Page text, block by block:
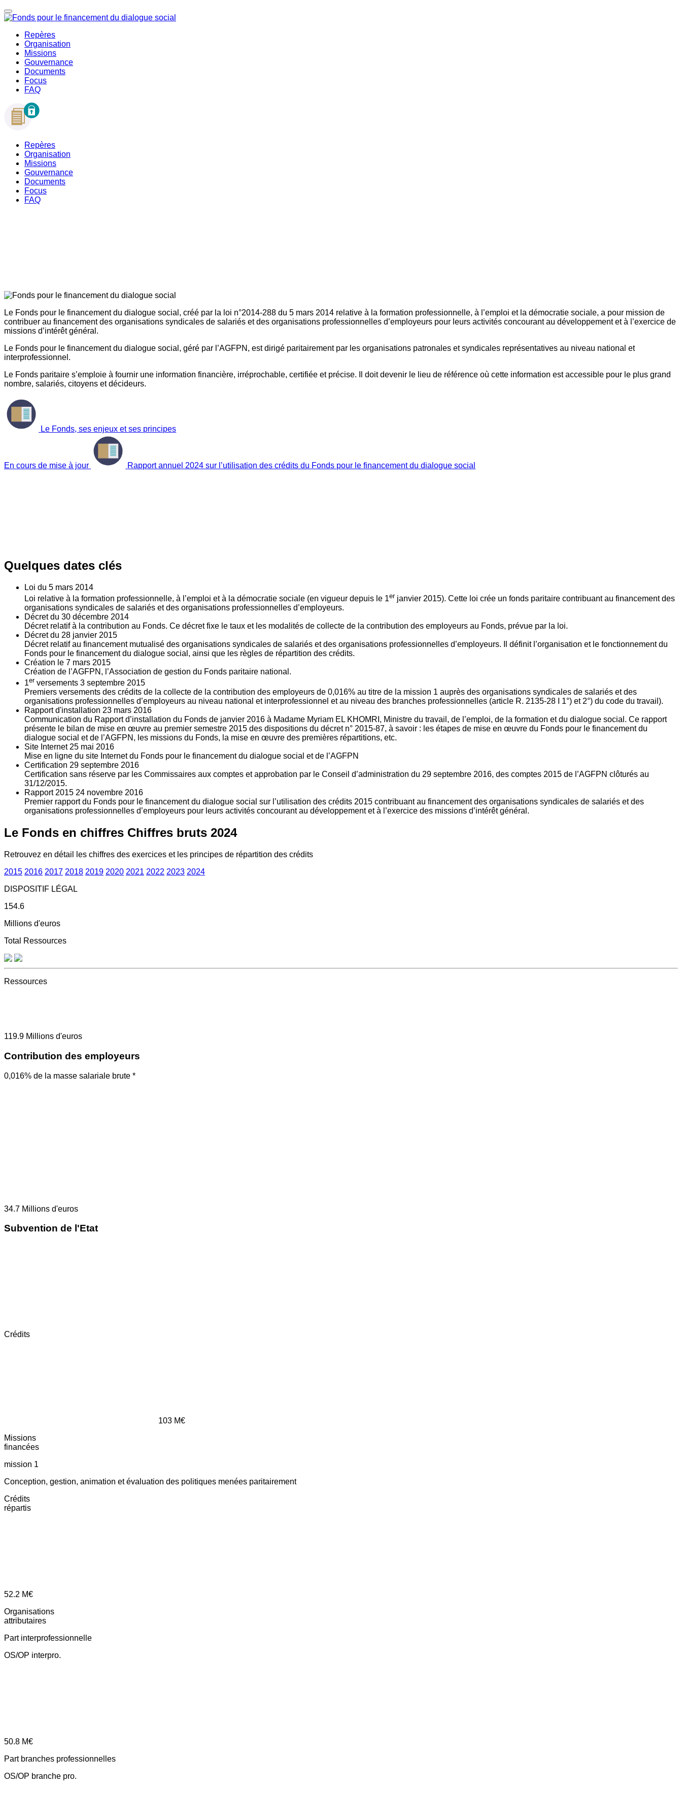
Repères
Organisation
Missions
Gouvernance
Documents
Focus
FAQ
Repères
Organisation
Missions
Gouvernance
Documents
Focus
FAQ
Le Fonds pour le financement du dialogue social, créé par la loi n°2014-288 du 5 mars 2014 relative à la formation professionnelle, à l’emploi et la démocratie sociale, a pour mission de
contribuer au financement des organisations syndicales de salariés et des organisations professionnelles d’employeurs pour leurs activités concourant au développement et à l’exercice de
missions d’intérêt général.
Le Fonds pour le financement du dialogue social, géré par l’AGFPN, est dirigé paritairement par les organisations patronales et syndicales représentatives au niveau national et
interprofessionnel.
Le Fonds paritaire s’emploie à fournir une information financière, irréprochable, certifiée et précise. Il doit devenir le lieu de référence où cette information est accessible pour le plus grand
nombre, salariés, citoyens et décideurs.
Le Fonds, ses enjeux et ses principes
En cours de mise à jour Rapport annuel 2024 sur l’utilisation des crédits du Fonds pour le financement du dialogue social
Quelques dates clés
Loi du 5 mars 2014
Loi relative à la formation professionnelle, à l’emploi et à la démocratie sociale (en vigueur depuis le 1er janvier 2015). Cette loi crée un fonds paritaire contribuant au financement des
organisations syndicales de salariés et des organisations professionnelles d’employeurs.
Décret du 30 décembre 2014
Décret relatif à la contribution au Fonds. Ce décret fixe le taux et les modalités de collecte de la contribution des employeurs au Fonds, prévue par la loi.
Décret du 28 janvier 2015
Décret relatif au financement mutualisé des organisations syndicales de salariés et des organisations professionnelles d’employeurs. Il définit l’organisation et le fonctionnement du
Fonds pour le financement du dialogue social, ainsi que les règles de répartition des crédits.
Création le 7 mars 2015
Création de l’AGFPN, l’Association de gestion du Fonds paritaire national.
1er versements 3 septembre 2015
Premiers versements des crédits de la collecte de la contribution des employeurs de 0,016% au titre de la mission 1 auprès des organisations syndicales de salariés et des
organisations professionnelles d’employeurs au niveau national et interprofessionnel et au niveau des branches professionnelles (article R. 2135‐28 I 1°) et 2°) du code du travail).
Rapport d'installation 23 mars 2016
Communication du Rapport d’installation du Fonds de janvier 2016 à Madame Myriam EL KHOMRI, Ministre du travail, de l’emploi, de la formation et du dialogue social. Ce rapport
présente le bilan de mise en œuvre au premier semestre 2015 des dispositions du décret n° 2015-87, à savoir : les étapes de mise en œuvre du Fonds pour le financement du
dialogue social et de l’AGFPN, les missions du Fonds, la mise en œuvre des premières répartitions, etc.
Site Internet 25 mai 2016
Mise en ligne du site Internet du Fonds pour le financement du dialogue social et de l’AGFPN
Certification 29 septembre 2016
Certification sans réserve par les Commissaires aux comptes et approbation par le Conseil d’administration du 29 septembre 2016, des comptes 2015 de l’AGFPN clôturés au
31/12/2015.
Rapport 2015 24 novembre 2016
Premier rapport du Fonds pour le financement du dialogue social sur l’utilisation des crédits 2015 contribuant au financement des organisations syndicales de salariés et des
organisations professionnelles d’employeurs pour leurs activités concourant au développement et à l’exercice des missions d’intérêt général.
Le Fonds en chiffres Chiffres bruts 2024
Retrouvez en détail les chiffres des exercices et les principes de répartition des crédits
2015 2016 2017 2018 2019 2020 2021 2022 2023 2024
DISPOSITIF LÉGAL
154.6
Millions d'euros
Total Ressources
Ressources
119.9 Millions d'euros
Contribution des employeurs
0,016% de la masse salariale brute *
34.7 Millions d'euros
Subvention de l'Etat
Crédits
103 M€
Missions
financées
mission 1
Conception, gestion, animation et évaluation des politiques menées paritairement
Crédits
répartis
52.2 M€
Organisations
attributaires
Part interprofessionnelle
OS/OP interpro.
50.8 M€
Part branches professionnelles
OS/OP branche pro.